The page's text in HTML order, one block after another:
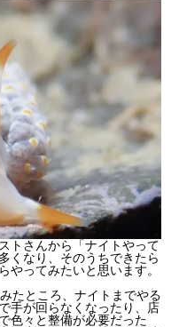
トさんから「ナイトやって
くなり、そのうちできたら
やってみたいと思います。
たところ、ナイトまでやる
手が回らなくなったり、店
色々と整備が必要だった